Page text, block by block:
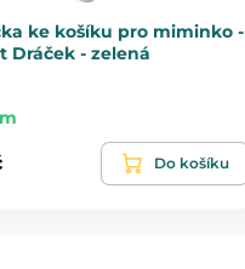
ke košíku pro miminko -
Dráček - zelená
Do košíku